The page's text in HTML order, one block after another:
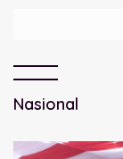
Nasional